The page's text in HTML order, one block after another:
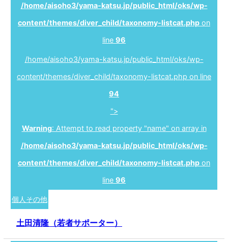
/home/aisoho3/yama-katsu.jp/public_html/oks/wp-
content/themes/diver_child/taxonomy-listcat.php on
line 96
/home/aisoho3/yama-katsu.jp/public_html/oks/wp-
content/themes/diver_child/taxonomy-listcat.php on line
94
">
Warning: Attempt to read property "name" on array in
/home/aisoho3/yama-katsu.jp/public_html/oks/wp-
content/themes/diver_child/taxonomy-listcat.php on
line 96
個人その他
土田清隆（若者サポーター）